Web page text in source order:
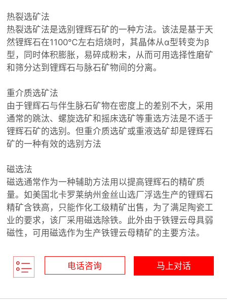
热裂选矿法
热裂选矿法是选别锂辉石矿的一种方法。该法是基于天
然锂辉石在1100℃左右焙烧时，其晶体从α型转变为β
型，同时体积膨胀，易碎成粉末，从而可用选择性磨矿
和筛分达到锂辉石与脉石矿物间的分离。
重介质选矿法
由于锂辉石与伴生脉石矿物在密度上的差别不大，采用
通常的跳汰、螺旋选矿和摇床选矿等重选方法是不适于
锂辉石矿的选别。但重介质选矿或重液选矿却是锂辉石
矿的一种有效的选别方法
磁选法
磁选通常作为一种辅助方法用以提高锂辉石的精矿质
量。如美国北卡罗莱纳州金丝山选厂浮选生产的锂辉石
精矿含铁高，只能作化工级精矿出售，为了满足陶瓷工
业的要求，该厂采用磁选除铁。此外由于铁锂云母具弱
磁性，可用磁选作为生产铁锂云母精矿的主要方法。
电话咨询 马上对话